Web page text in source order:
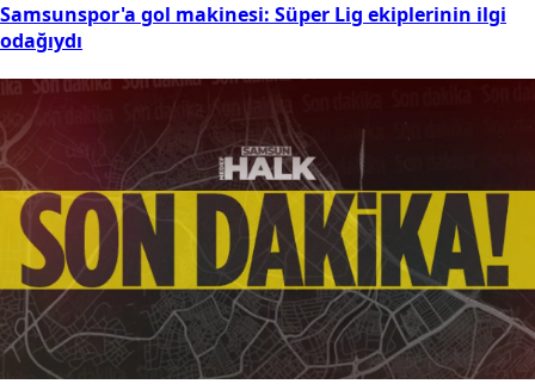
Samsunspor'a gol makinesi: Süper Lig ekiplerinin ilgi
odağıydı